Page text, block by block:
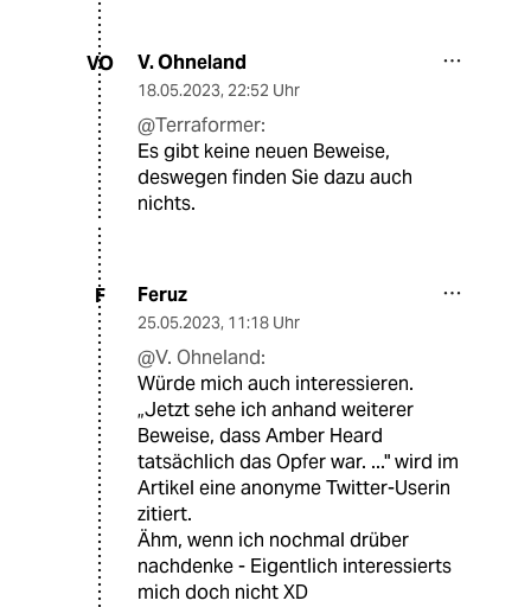
VO V. Ohneland
18.05.2023, 22:52 Uhr
@Terraformer:
Es gibt keine neuen Beweise,
deswegen finden Sie dazu auch
nichts.
F Feruz
25.05.2023, 11:18 Uhr
@V. Ohneland:
Würde mich auch interessieren.
„Jetzt sehe ich anhand weiterer
Beweise, dass Amber Heard
tatsächlich das Opfer war. ..." wird im
Artikel eine anonyme Twitter-Userin
zitiert.
Ähm, wenn ich nochmal drüber
nachdenke - Eigentlich interessierts
mich doch nicht XD